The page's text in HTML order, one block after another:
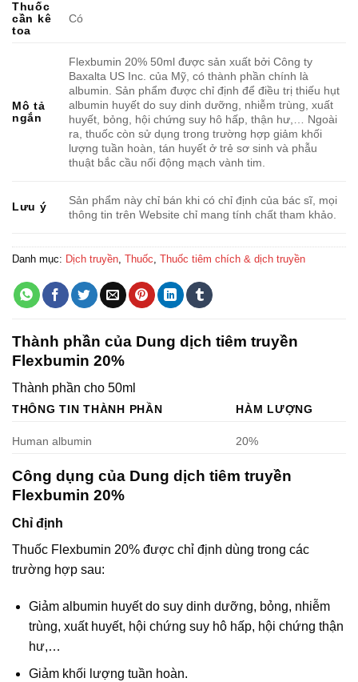
Thuốc
cần kê
toa
Có
Mô tả
ngắn
Flexbumin 20% 50ml được sản xuất bởi Công ty
Baxalta US Inc. của Mỹ, có thành phần chính là
albumin. Sản phẩm được chỉ định để điều trị thiếu hụt
albumin huyết do suy dinh dưỡng, nhiễm trùng, xuất
huyết, bỏng, hội chứng suy hô hấp, thận hư,… Ngoài
ra, thuốc còn sử dụng trong trường hợp giảm khối
lượng tuần hoàn, tán huyết ở trẻ sơ sinh và phẫu
thuật bắc cầu nối động mạch vành tim.
Lưu ý
Sản phẩm này chỉ bán khi có chỉ định của bác sĩ, mọi
thông tin trên Website chỉ mang tính chất tham khảo.
Danh mục: Dịch truyền Thuốc Thuốc tiêm chích & dịch truyền
Thành phần của Dung dịch tiêm truyền
Flexbumin 20%
Thành phần cho 50ml
THÔNG TIN THÀNH PHẦN HÀM LƯỢNG
Human albumin 20%
Công dụng của Dung dịch tiêm truyền
Flexbumin 20%
Chỉ định
Thuốc Flexbumin 20% được chỉ định dùng trong các
trường hợp sau:
Giảm albumin huyết do suy dinh dưỡng, bỏng, nhiễm
trùng, xuất huyết, hội chứng suy hô hấp, hội chứng thận
hư,…
Giảm khối lượng tuần hoàn.